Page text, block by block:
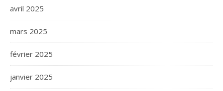
avril 2025
mars 2025
février 2025
janvier 2025